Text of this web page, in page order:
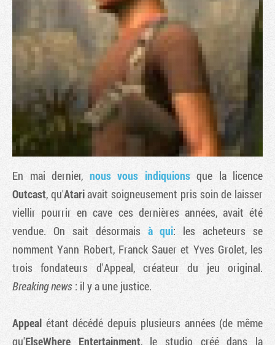
En mai dernier, nous vous indiquionsque la licence
Outcast, qu'Atariavait soigneusement pris soin de laisser
viellir pourrir en cave ces dernières années, avait été
vendue. On sait désormais à qui: les acheteurs se
nomment Yann Robert, Franck Sauer et Yves Grolet, les
trois fondateurs d'Appeal, créateur du jeu original.
Breaking news : il y a une justice.
Appeal étant décédé depuis plusieurs années (de même
qu'ElseWhere Entertainment, le studio créé dans la
Tribune